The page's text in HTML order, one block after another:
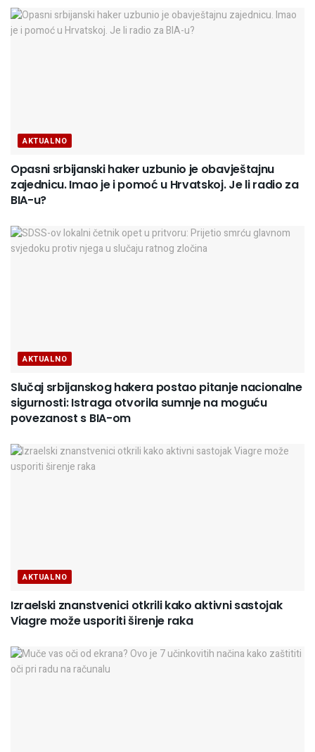
AKTUALNO
Opasni srbijanski haker uzbunio je obavještajnu
zajednicu. Imao je i pomoć u Hrvatskoj. Je li radio za
BIA-u?
AKTUALNO
Slučaj srbijanskog hakera postao pitanje nacionalne
sigurnosti: Istraga otvorila sumnje na moguću
povezanost s BIA-om
AKTUALNO
Izraelski znanstvenici otkrili kako aktivni sastojak
Viagre može usporiti širenje raka